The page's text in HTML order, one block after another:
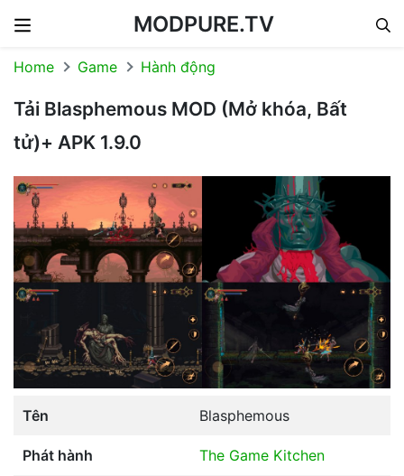
MODPURE.TV
Home Game Hành động
Tải Blasphemous MOD (Mở khóa, Bất
tử)+ APK 1.9.0
Tên Blasphemous
Phát hành The Game Kitchen